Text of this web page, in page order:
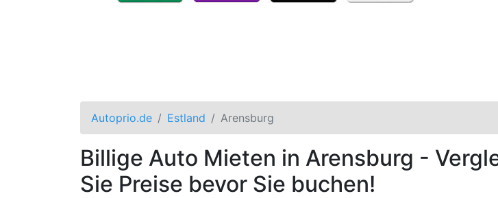
Autoprio.de Estland Arensburg
Billige Auto Mieten in Arensburg -
Sie Preise bevor Sie buchen!